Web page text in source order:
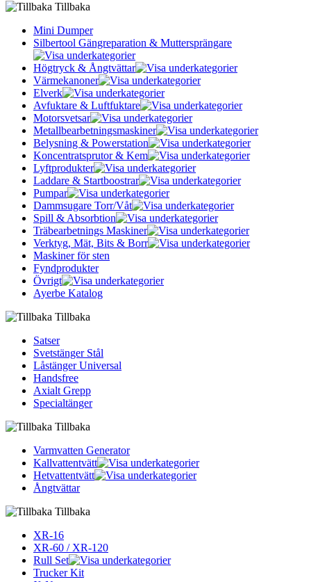
Tillbaka
Mini Dumper
Silbertool Gängreparation & Muttersprängare
Högtryck & Ångtvättar
Värmekanoner
Elverk
Avfuktare & Luftfuktare
Motorsvetsar
Metallbearbetningsmaskiner
Belysning & Powerstation
Koncentratsprutor & Kem
Lyftprodukter
Laddare & Startboostrar
Pumpar
Dammsugare Torr/Våt
Spill & Absorbtion
Träbearbetnings Maskiner
Verktyg, Mät, Bits & Borr
Maskiner för sten
Fyndprodukter
Övrigt
Ayerbe Katalog
Tillbaka
Satser
Svetstänger Stål
Låstänger Universal
Handsfree
Axialt Grepp
Specialtänger
Tillbaka
Varmvatten Generator
Kallvattentvätt
Hetvattentvätt
Ångtvättar
Tillbaka
XR-16
XR-60 / XR-120
Rull Set
Trucker Kit